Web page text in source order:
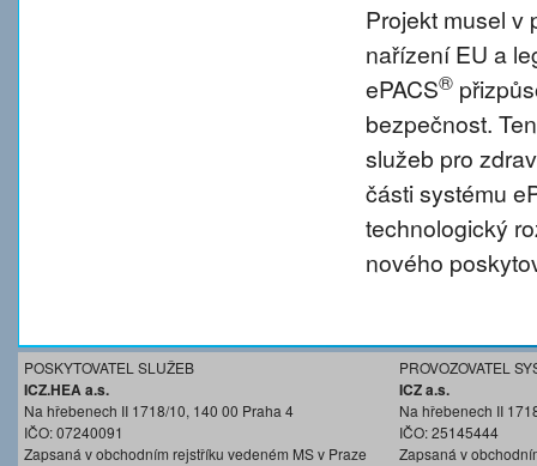
Projekt musel v
nařízení EU a
ePACS®
bezpečnost.
služeb pro
části systému
technologický
nového
POSKYTOVATEL SLUŽEB
ICZ.HEA a.s.
Na hřebenech II 1718/10, 140 00 Praha 4
IČO: 07240091
Zapsaná v obchodním rejstříku vedeném MS v Praze
PROVOZOVATEL
ICZ a.s.
Na hřebenech II
IČO: 25145444
Zapsaná v